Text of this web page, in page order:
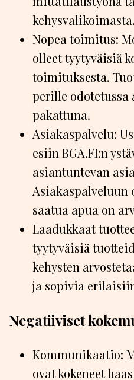
kehysvalikoimasta.
Nopea toimitus:
olleet tyytyväisiä
toimituksesta.
perille odotetussa
pakattuna.
Asiakaspalvelu:
esiin BGA.FI:n
asiantuntevan
Asiakaspalveluun
saatua apua on
Laadukkaat
tyytyväisiä
kehysten
ja sopivia
Negatiiviset
Kommunikaatio:
ovat kokeneet